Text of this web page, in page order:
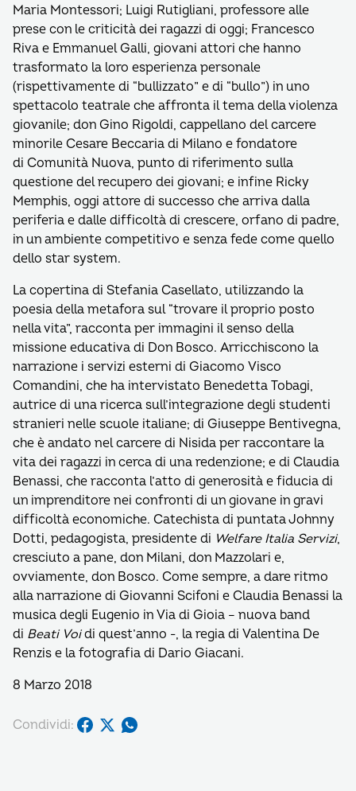
Maria Montessori; Luigi Rutigliani, professore alle
prese con le criticità dei ragazzi di oggi; Francesco
Riva e Emmanuel Galli, giovani attori che hanno
trasformato la loro esperienza personale
(rispettivamente di “bullizzato” e di “bullo”) in uno
spettacolo teatrale che affronta il tema della violenza
giovanile; don Gino Rigoldi, cappellano del carcere
minorile Cesare Beccaria di Milano e fondatore
di Comunità Nuova, punto di riferimento sulla
questione del recupero dei giovani; e infine Ricky
Memphis, oggi attore di successo che arriva dalla
periferia e dalle difficoltà di crescere, orfano di padre,
in un ambiente competitivo e senza fede come quello
dello star system.
La copertina di Stefania Casellato, utilizzando la
poesia della metafora sul “trovare il proprio posto
nella vita”, racconta per immagini il senso della
missione educativa di Don Bosco. Arricchiscono la
narrazione i servizi esterni di Giacomo Visco
Comandini, che ha intervistato Benedetta Tobagi,
autrice di una ricerca sull’integrazione degli studenti
stranieri nelle scuole italiane; di Giuseppe Bentivegna,
che è andato nel carcere di Nisida per raccontare la
vita dei ragazzi in cerca di una redenzione; e di Claudia
Benassi, che racconta l’atto di generosità e fiducia di
un imprenditore nei confronti di un giovane in gravi
difficoltà economiche. Catechista di puntata Johnny
Dotti, pedagogista, presidente di Welfare Italia Servizi,
cresciuto a pane, don Milani, don Mazzolari e,
ovviamente, don Bosco. Come sempre, a dare ritmo
alla narrazione di Giovanni Scifoni e Claudia Benassi la
musica degli Eugenio in Via di Gioia – nuova band
di Beati Voidi quest’anno -, la regia di Valentina De
Renzis e la fotografia di Dario Giacani.
8 Marzo 2018
Condividi: